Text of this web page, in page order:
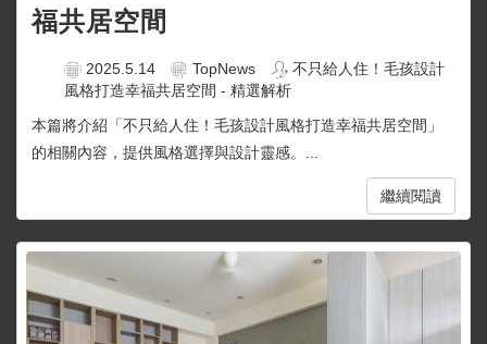
福共居空間
2025.5.14 TopNews
不只給人住！毛孩設計
風格打造幸福共居空間 - 精選解析
本篇將介紹「不只給人住！毛孩設計風格打造幸福共居空間」
的相關內容，提供風格選擇與設計靈感。...
繼續閱讀